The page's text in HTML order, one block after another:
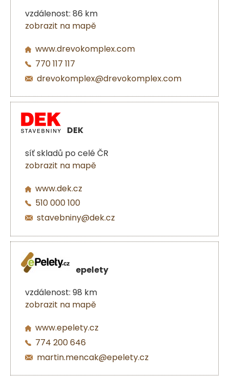
vzdálenost: 86 km
zobrazit na mapě
www.drevokomplex.com
770 117 117
drevokomplex@drevokomplex.com
DEK
síť skladů po celé ČR
zobrazit na mapě
www.dek.cz
510 000 100
stavebniny@dek.cz
epelety
vzdálenost: 98 km
zobrazit na mapě
www.epelety.cz
774 200 646
martin.mencak@epelety.cz